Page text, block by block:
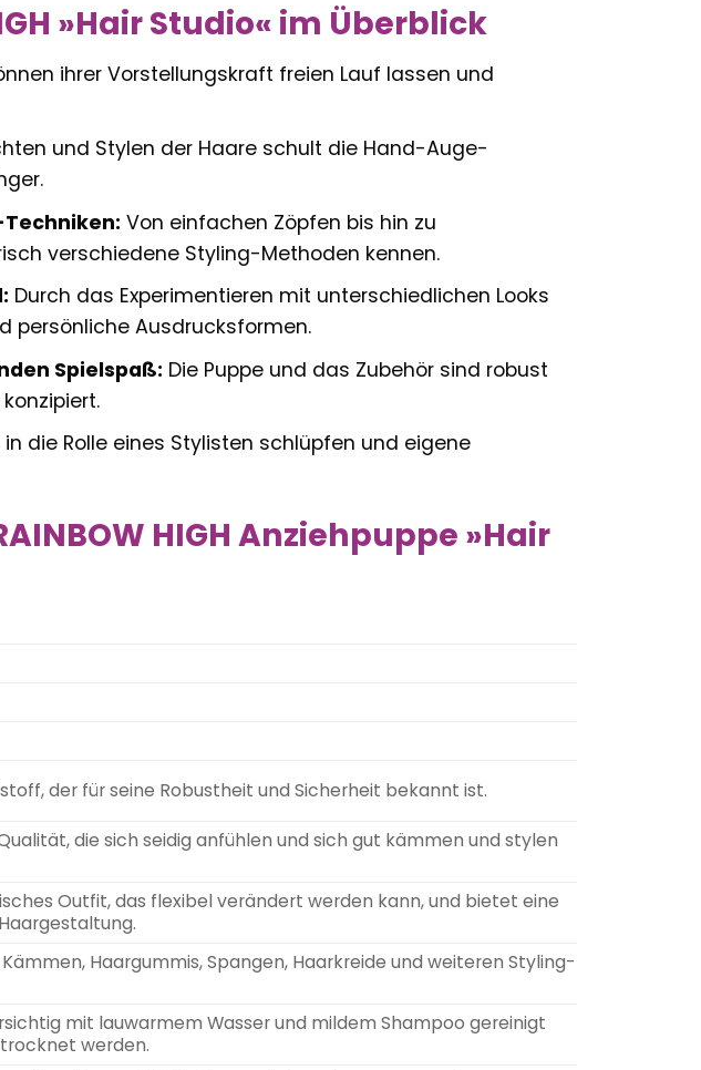
»Hair Studio« im Überblick
ihrer Vorstellungskraft freien Lauf lassen und
und Stylen der Haare schult die Hand-Auge-
Von einfachen Zöpfen bis hin zu
verschiedene Styling-Methoden kennen.
Durch das Experimentieren mit unterschiedlichen Looks
persönliche Ausdrucksformen.
Spielspaß: Die Puppe und das Zubehör sind robust
in die Rolle eines Stylisten schlüpfen und eigene
HIGH Anziehpuppe »Hair
der für seine Robustheit und Sicherheit bekannt ist.
die sich seidig anfühlen und sich gut kämmen und stylen
Outfit, das flexibel verändert werden kann, und bietet eine
Haargummis, Spangen, Haarkreide und weiteren Styling-
mit lauwarmem Wasser und mildem Shampoo gereinigt
werden.